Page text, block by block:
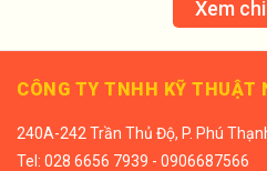
Xem
CÔNG TY TNHH KỸ THUẬT
240A-242 Trần Thủ Độ, P. Phú
Tel: 028 6656 7939 - 0906687566